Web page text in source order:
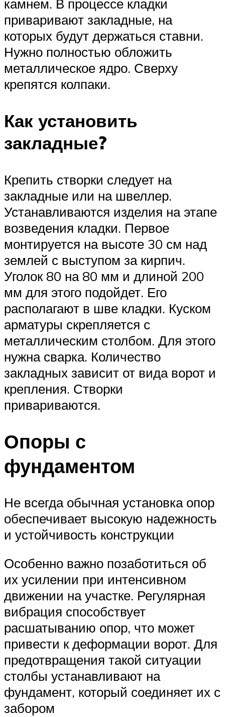
камнем. В процессе кладки
приваривают закладные, на
которых будут держаться ставни.
Нужно полностью обложить
металлическое ядро. Сверху
крепятся колпаки.
Как установить
закладные?
Крепить створки следует на
закладные или на швеллер.
Устанавливаются изделия на этапе
возведения кладки. Первое
монтируется на высоте 30 см над
землей с выступом за кирпич.
Уголок 80 на 80 мм и длиной 200
мм для этого подойдет. Его
располагают в шве кладки. Куском
арматуры скрепляется с
металлическим столбом. Для этого
нужна сварка. Количество
закладных зависит от вида ворот и
крепления. Створки
привариваются.
Опоры с
фундаментом
Не всегда обычная установка опор
обеспечивает высокую надежность
и устойчивость конструкции
Особенно важно позаботиться об
их усилении при интенсивном
движении на участке. Регулярная
вибрация способствует
расшатыванию опор, что может
привести к деформации ворот. Для
предотвращения такой ситуации
столбы устанавливают на
фундамент, который соединяет их с
забором